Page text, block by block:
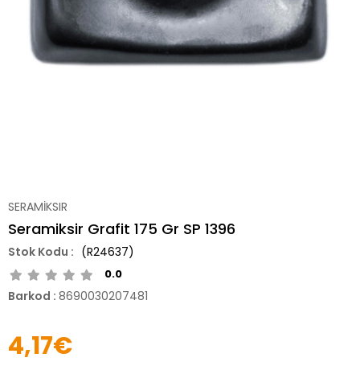
SERAMİKSIR
Seramiksir Grafit 175 Gr SP 1396
(R24637)
0.0
Barkod : 8690030207481
4,17€